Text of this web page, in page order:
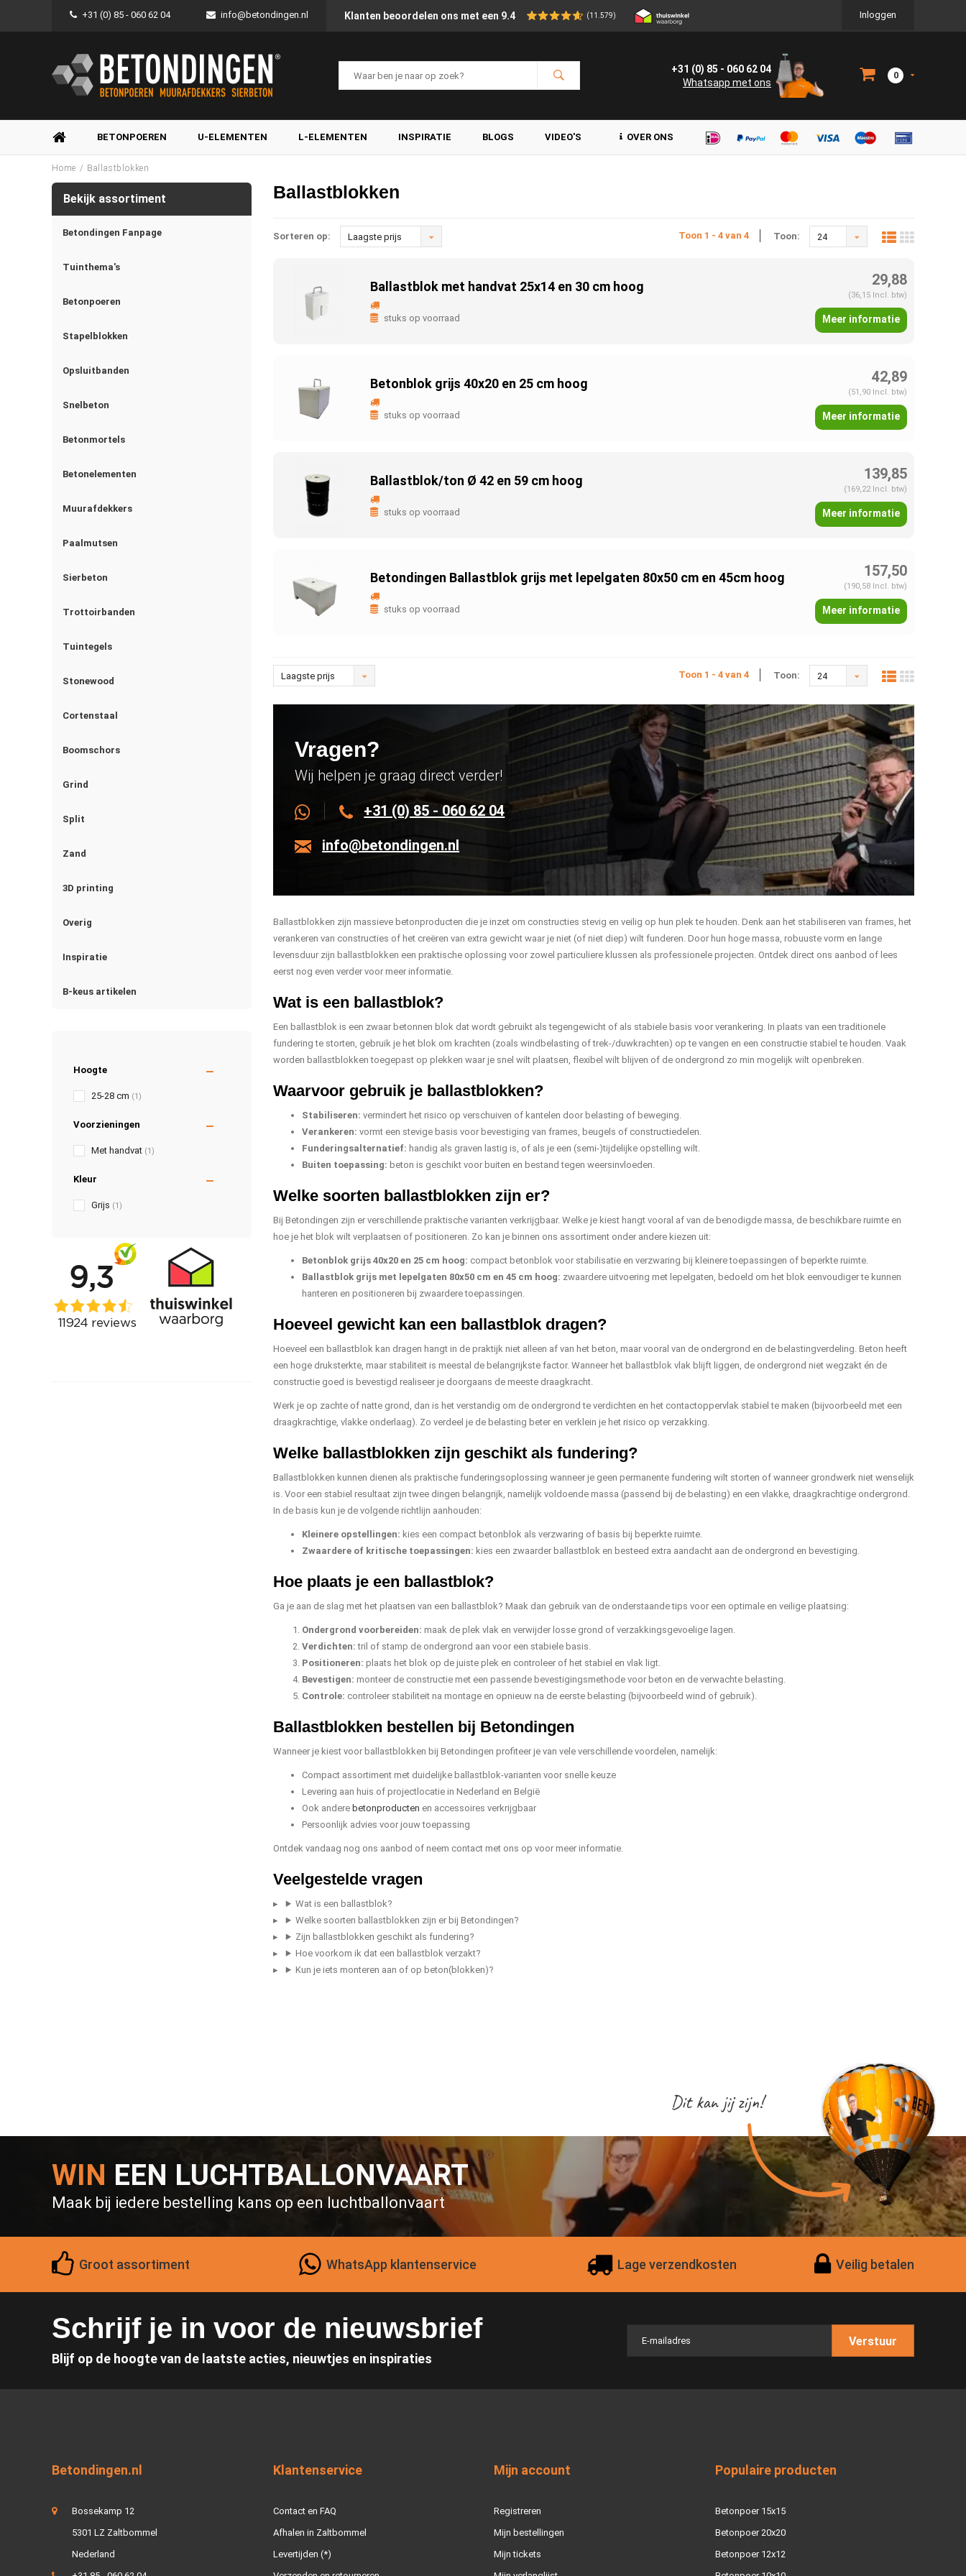
+31 (0) 85 - 060 62 04 info@betondingen.nl Klanten beoordelen ons met een 9.4 (11.579) Inloggen
+31 (0) 85 - 060 62 04
Whatsapp met ons
0
BETONPOEREN U-ELEMENTEN L-ELEMENTEN INSPIRATIE BLOGS VIDEO'S OVER ONS
Home / Ballastblokken
Bekijk assortiment
Betondingen Fanpage
Tuinthema's
Betonpoeren
Stapelblokken
Opsluitbanden
Snelbeton
Betonmortels
Betonelementen
Muurafdekkers
Paalmutsen
Sierbeton
Trottoirbanden
Tuintegels
Stonewood
Cortenstaal
Boomschors
Grind
Split
Zand
3D printing
Overig
Inspiratie
B-keus artikelen
Hoogte
25-28 cm (1)
Voorzieningen
Met handvat (1)
Kleur
Grijs (1)
Ballastblokken
Sorteren op: Laagste prijs Toon 1 - 4 van 4 Toon: 24
Ballastblok met handvat 25x14 en 30 cm hoog
stuks op voorraad
29,88
(36,15 Incl. btw)
Meer informatie
Betonblok grijs 40x20 en 25 cm hoog
stuks op voorraad
42,89
(51,90 Incl. btw)
Meer informatie
Ballastblok/ton Ø 42 en 59 cm hoog
stuks op voorraad
139,85
(169,22 Incl. btw)
Meer informatie
Betondingen Ballastblok grijs met lepelgaten 80x50 cm en 45cm hoog
stuks op voorraad
157,50
(190,58 Incl. btw)
Meer informatie
Laagste prijs Toon 1 - 4 van 4 Toon: 24
Vragen?
Wij helpen je graag direct verder!
+31 (0) 85 - 060 62 04
info@betondingen.nl
Ballastblokken zijn massieve betonproducten die je inzet om constructies stevig en veilig op hun plek te houden. Denk aan het stabiliseren van frames, het
verankeren van constructies of het creëren van extra gewicht waar je niet (of niet diep) wilt funderen. Door hun hoge massa, robuuste vorm en lange
levensduur zijn ballastblokken een praktische oplossing voor zowel particuliere klussen als professionele projecten. Ontdek direct ons aanbod of lees
eerst nog even verder voor meer informatie.
Wat is een ballastblok?
Een ballastblok is een zwaar betonnen blok dat wordt gebruikt als tegengewicht of als stabiele basis voor verankering. In plaats van een traditionele
fundering te storten, gebruik je het blok om krachten (zoals windbelasting of trek-/duwkrachten) op te vangen en een constructie stabiel te houden. Vaak
worden ballastblokken toegepast op plekken waar je snel wilt plaatsen, flexibel wilt blijven of de ondergrond zo min mogelijk wilt openbreken.
Waarvoor gebruik je ballastblokken?
Stabiliseren: vermindert het risico op verschuiven of kantelen door belasting of beweging.
Verankeren: vormt een stevige basis voor bevestiging van frames, beugels of constructiedelen.
Funderingsalternatief: handig als graven lastig is, of als je een (semi-)tijdelijke opstelling wilt.
Buiten toepassing: beton is geschikt voor buiten en bestand tegen weersinvloeden.
Welke soorten ballastblokken zijn er?
Bij Betondingen zijn er verschillende praktische varianten verkrijgbaar. Welke je kiest hangt vooral af van de benodigde massa, de beschikbare ruimte en
hoe je het blok wilt verplaatsen of positioneren. Zo kan je binnen ons assortiment onder andere kiezen uit:
Betonblok grijs 40x20 en 25 cm hoog: compact betonblok voor stabilisatie en verzwaring bij kleinere toepassingen of beperkte ruimte.
Ballastblok grijs met lepelgaten 80x50 cm en 45 cm hoog: zwaardere uitvoering met lepelgaten, bedoeld om het blok eenvoudiger te kunnen
hanteren en positioneren bij zwaardere toepassingen.
Hoeveel gewicht kan een ballastblok dragen?
Hoeveel een ballastblok kan dragen hangt in de praktijk niet alleen af van het beton, maar vooral van de ondergrond en de belastingverdeling. Beton heeft
een hoge druksterkte, maar stabiliteit is meestal de belangrijkste factor. Wanneer het ballastblok vlak blijft liggen, de ondergrond niet wegzakt én de
constructie goed is bevestigd realiseer je doorgaans de meeste draagkracht.
Werk je op zachte of natte grond, dan is het verstandig om de ondergrond te verdichten en het contactoppervlak stabiel te maken (bijvoorbeeld met een
draagkrachtige, vlakke onderlaag). Zo verdeel je de belasting beter en verklein je het risico op verzakking.
Welke ballastblokken zijn geschikt als fundering?
Ballastblokken kunnen dienen als praktische funderingsoplossing wanneer je geen permanente fundering wilt storten of wanneer grondwerk niet wenselijk
is. Voor een stabiel resultaat zijn twee dingen belangrijk, namelijk voldoende massa (passend bij de belasting) en een vlakke, draagkrachtige ondergrond.
In de basis kun je de volgende richtlijn aanhouden:
Kleinere opstellingen: kies een compact betonblok als verzwaring of basis bij beperkte ruimte.
Zwaardere of kritische toepassingen: kies een zwaarder ballastblok en besteed extra aandacht aan de ondergrond en bevestiging.
Hoe plaats je een ballastblok?
Ga je aan de slag met het plaatsen van een ballastblok? Maak dan gebruik van de onderstaande tips voor een optimale en veilige plaatsing:
Ondergrond voorbereiden: maak de plek vlak en verwijder losse grond of verzakkingsgevoelige lagen.
Verdichten: tril of stamp de ondergrond aan voor een stabiele basis.
Positioneren: plaats het blok op de juiste plek en controleer of het stabiel en vlak ligt.
Bevestigen: monteer de constructie met een passende bevestigingsmethode voor beton en de verwachte belasting.
Controle: controleer stabiliteit na montage en opnieuw na de eerste belasting (bijvoorbeeld wind of gebruik).
Ballastblokken bestellen bij Betondingen
Wanneer je kiest voor ballastblokken bij Betondingen profiteer je van vele verschillende voordelen, namelijk:
Compact assortiment met duidelijke ballastblok-varianten voor snelle keuze
Levering aan huis of projectlocatie in Nederland en België
Ook andere betonproducten en accessoires verkrijgbaar
Persoonlijk advies voor jouw toepassing
Ontdek vandaag nog ons aanbod of neem contact met ons op voor meer informatie.
Veelgestelde vragen
Wat is een ballastblok?
Welke soorten ballastblokken zijn er bij Betondingen?
Zijn ballastblokken geschikt als fundering?
Hoe voorkom ik dat een ballastblok verzakt?
Kun je iets monteren aan of op beton(blokken)?
WIN EEN LUCHTBALLONVAART
Maak bij iedere bestelling kans op een luchtballonvaart
Dit kan jij zijn!
Groot assortiment WhatsApp klantenservice Lage verzendkosten Veilig betalen
Schrijf je in voor de nieuwsbrief
Blijf op de hoogte van de laatste acties, nieuwtjes en inspiraties
Verstuur
Betondingen.nl
Bossekamp 12
5301 LZ Zaltbommel
Nederland
Klantenservice
Contact en FAQ
Afhalen in Zaltbommel
Levertijden (*)
Mijn account
Registreren
Mijn bestellingen
Mijn tickets
Populaire producten
Betonpoer 15x15
Betonpoer 20x20
Betonpoer 12x12